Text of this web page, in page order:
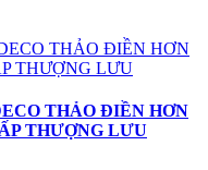
THẢO ĐIỀN HƠN
THƯỢNG LƯU